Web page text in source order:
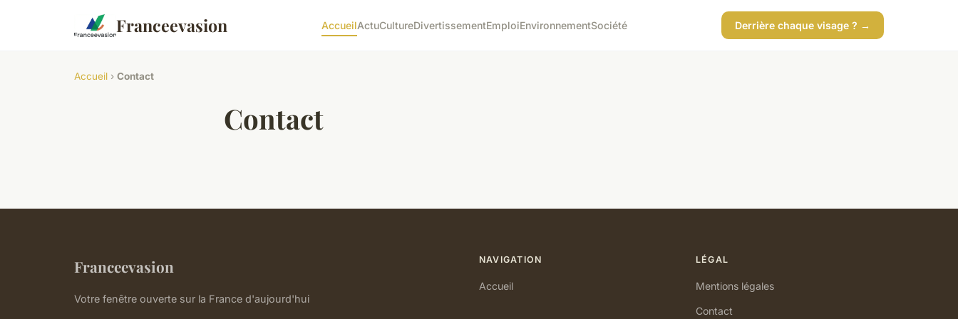
Franceevasion AccueilActuCultureDivertissementEmploiEnvironnementSociété Derrière chaque visage ? →
Accueil › Contact
Contact
Franceevasion
Votre fenêtre ouverte sur la France d'aujourd'hui
NAVIGATION
Accueil
LÉGAL
Mentions légales
Contact